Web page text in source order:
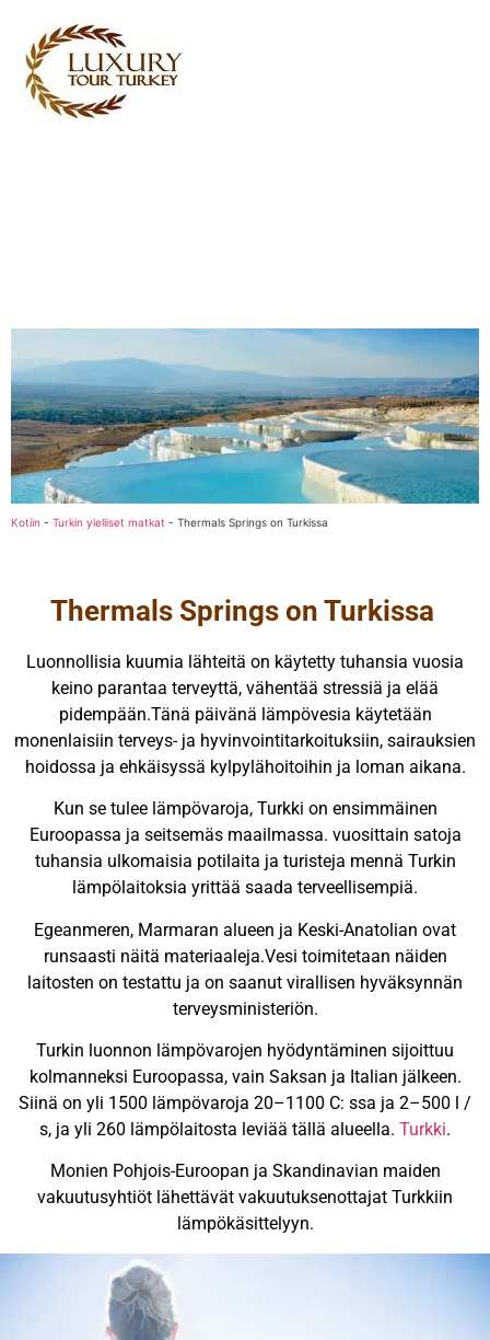
Kotiin - Turkin ylelliset matkat - Thermals Springs on Turkissa
Thermals Springs on Turkissa
Luonnollisia kuumia lähteitä on käytetty tuhansia vuosia
keino parantaa terveyttä, vähentää stressiä ja elää
pidempään.Tänä päivänä lämpövesia käytetään
monenlaisiin terveys- ja hyvinvointitarkoituksiin, sairauksien
hoidossa ja ehkäisyssä kylpylähoitoihin ja loman aikana.
Kun se tulee lämpövaroja, Turkki on ensimmäinen
Euroopassa ja seitsemäs maailmassa. vuosittain satoja
tuhansia ulkomaisia potilaita ja turisteja mennä Turkin
lämpölaitoksia yrittää saada terveellisempiä.
Egeanmeren, Marmaran alueen ja Keski-Anatolian ovat
runsaasti näitä materiaaleja.Vesi toimitetaan näiden
laitosten on testattu ja on saanut virallisen hyväksynnän
terveysministeriön.
Turkin luonnon lämpövarojen hyödyntäminen sijoittuu
kolmanneksi Euroopassa, vain Saksan ja Italian jälkeen.
Siinä on yli 1500 lämpövaroja 20–1100 C: ssa ja 2–500 l /
s, ja yli 260 lämpölaitosta leviää tällä alueella. Turkki.
Monien Pohjois-Euroopan ja Skandinavian maiden
vakuutusyhtiöt lähettävät vakuutuksenottajat Turkkiin
lämpökäsittelyyn.